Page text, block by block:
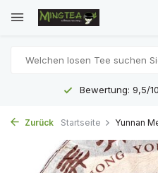
Bewertung: 9,5/
Zurück Startseite Yunnan